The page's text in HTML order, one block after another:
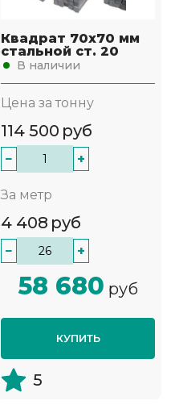
Квадрат 70х70 мм
стальной ст. 20
В наличии
Цена за тонну
114 500 руб
− +
За метр
4 408 руб
− +
58 680 руб
КУПИТЬ
5